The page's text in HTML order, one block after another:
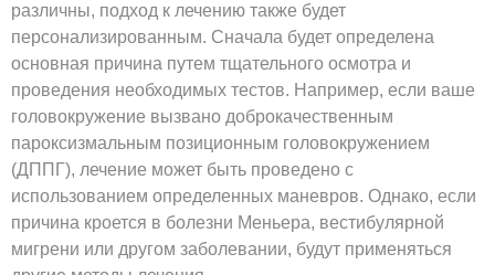
различны, подход к лечению также будет
персонализированным. Сначала будет определена
основная причина путем тщательного осмотра и
проведения необходимых тестов. Например, если ваше
головокружение вызвано доброкачественным
пароксизмальным позиционным головокружением
(ДППГ), лечение может быть проведено с
использованием определенных маневров. Однако, если
причина кроется в болезни Меньера, вестибулярной
мигрени или другом заболевании, будут применяться